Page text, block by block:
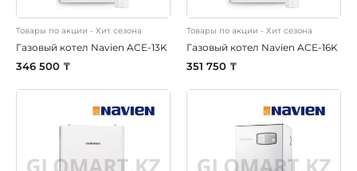
Товары по акции - Хит сезона
Газовый котел Navien ACE-13K
346 500 ₸
Товары по акции - Хит сезона
Газовый котел Navien ACE-16K
351 750 ₸